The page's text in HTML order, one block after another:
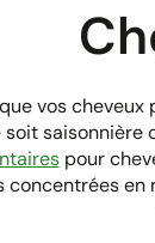
vos
soit saisonnière
pour
concentrées